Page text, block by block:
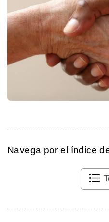
Navega por el índice